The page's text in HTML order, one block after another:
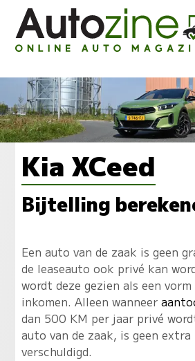
Kia XCeed
Bijtelling
Een auto van de zaak is geen
de leaseauto ook privé kan
wordt deze gezien als een
inkomen. Alleen wanneer
dan 500 KM per jaar privé
auto van de zaak, is geen
verschuldigd.